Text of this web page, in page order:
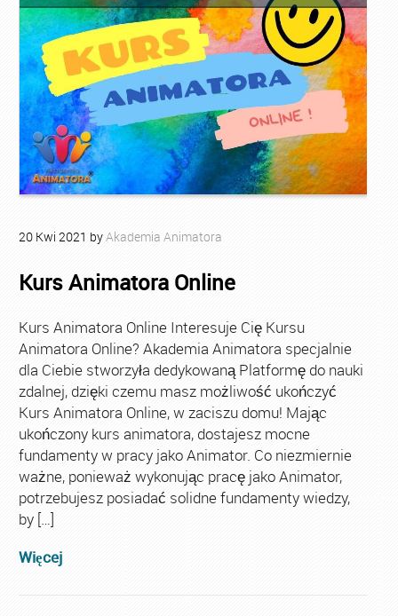
20 Kwi 2021 byAkademia Animatora
Kurs Animatora Online
Kurs Animatora Online Interesuje Cię Kursu
Animatora Online? Akademia Animatora specjalnie
dla Ciebie stworzyła dedykowaną Platformę do nauki
zdalnej, dzięki czemu masz możliwość ukończyć
Kurs Animatora Online, w zaciszu domu! Mając
ukończony kurs animatora, dostajesz mocne
fundamenty w pracy jako Animator. Co niezmiernie
ważne, ponieważ wykonując pracę jako Animator,
potrzebujesz posiadać solidne fundamenty wiedzy,
by […]
Więcej